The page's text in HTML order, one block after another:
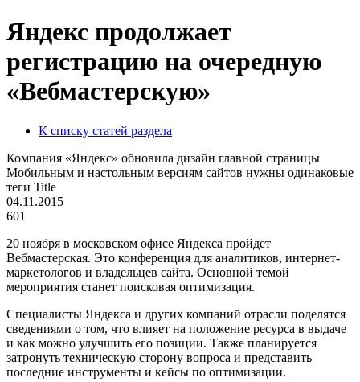
Яндекс продолжает
регистрацию на очередную
«Вебмастерскую»
К списку статей раздела
Компания «Яндекс» обновила дизайн главной страницы
Мобильным и настольным версиям сайтов нужны одинаковые
теги Title
04.11.2015
601
20 ноября в московском офисе Яндекса пройдет
Вебмастерская. Это конференция для аналитиков, интернет-
маркетологов и владельцев сайта. Основной темой
мероприятия станет поисковая оптимизация.
Специалисты Яндекса и других компаний отрасли поделятся
сведениями о том, что влияет на положение ресурса в выдаче
и как можно улучшить его позиции. Также планируется
затронуть техническую сторону вопроса и представить
последние инструменты и кейсы по оптимизации.